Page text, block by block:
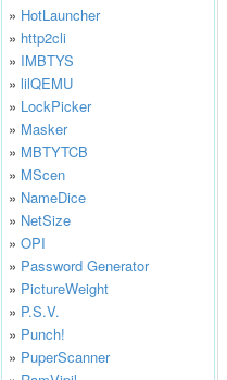
» HotLauncher
» http2cli
» IMBTYS
» lilQEMU
» LockPicker
» Masker
» MBTYTCB
» MScen
» NameDice
» NetSize
» OPI
» Password Generator
» PictureWeight
» P.S.V.
» Punch!
» PuperScanner